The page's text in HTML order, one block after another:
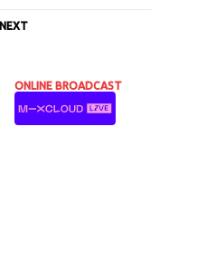
NEXT
ONLINE BROADCAST